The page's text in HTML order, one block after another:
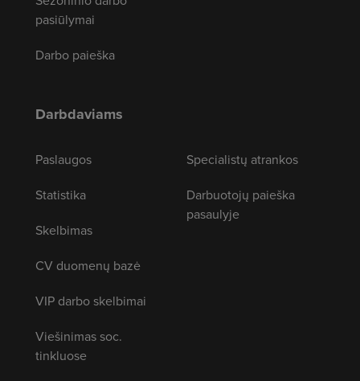
pasiūlymai
Darbo paieška
Darbdaviams
Paslaugos
Statistika
Skelbimas
CV duomenų bazė
VIP darbo skelbimai
Viešinimas soc.
tinkluose
Specialistų atrankos
Darbuotojų paieška
pasaulyje